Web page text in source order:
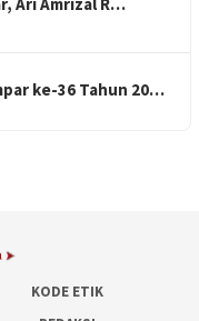
ke-36 Tahun 20…
KODE ETIK